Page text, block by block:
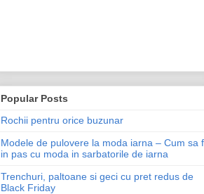
Popular Posts
Rochii pentru orice buzunar
Modele de pulovere la moda iarna – Cum sa
in pas cu moda in sarbatorile de iarna
Trenchuri, paltoane si geci cu pret redus de
Black Friday